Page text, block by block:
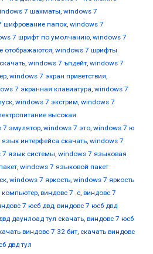
7 шахматы, windows 7
шифрование папок, windows 7
7 шрифт по умолчанию, windows 7
отображаются, windows 7 шрифты
, windows 7 ъпдейт, windows 7
, windows 7 экран приветствия,
7 экранная клавиатура, windows 7
, windows 7 экстрим, windows 7
высокая
7 эмулятор, windows 7 это, windows 7 ю
интерфейса скачать, windows 7
7 язык системы, windows 7 языковая
, windows 7 языковой пакет
, windows 7 яркость, windows 7 яркость
, виндовс 7 .с, виндовс 7
7 юсб двд, виндовс 7 юсб двд
даунлоад тул скачать, виндовс 7 юсб
виндовс 7 32 бит, скачать виндовс
двд тул